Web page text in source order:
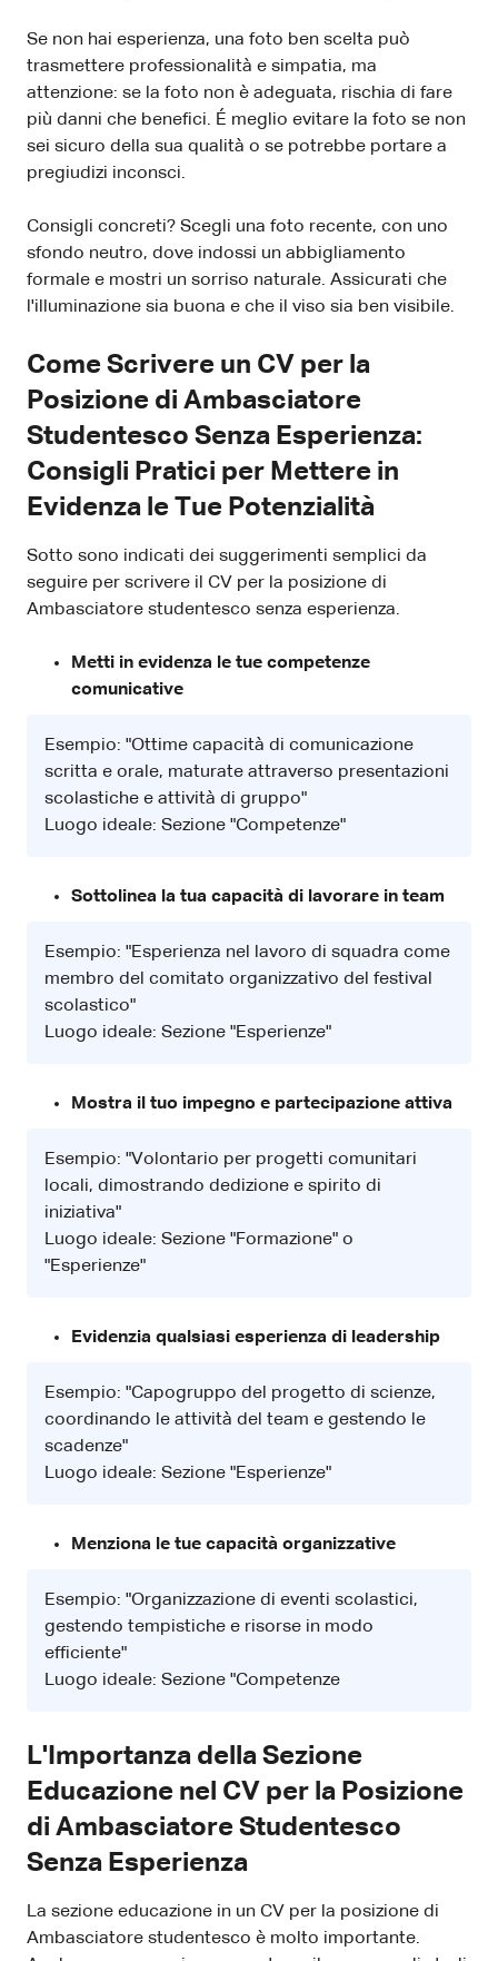
Se non hai esperienza, una foto ben scelta può
trasmettere professionalità e simpatia, ma
attenzione: se la foto non è adeguata, rischia di fare
più danni che benefici. É meglio evitare la foto se non
sei sicuro della sua qualità o se potrebbe portare a
pregiudizi inconsci.
Consigli concreti? Scegli una foto recente, con uno
sfondo neutro, dove indossi un abbigliamento
formale e mostri un sorriso naturale. Assicurati che
l'illuminazione sia buona e che il viso sia ben visibile.
Come Scrivere un CV per la
Posizione di Ambasciatore
Studentesco Senza Esperienza:
Consigli Pratici per Mettere in
Evidenza le Tue Potenzialità
Sotto sono indicati dei suggerimenti semplici da
seguire per scrivere il CV per la posizione di
Ambasciatore studentesco senza esperienza.
Metti in evidenza le tue competenze
comunicative
Esempio: "Ottime capacità di comunicazione
scritta e orale, maturate attraverso presentazioni
scolastiche e attività di gruppo"
Luogo ideale: Sezione "Competenze"
Sottolinea la tua capacità di lavorare in team
Esempio: "Esperienza nel lavoro di squadra come
membro del comitato organizzativo del festival
scolastico"
Luogo ideale: Sezione "Esperienze"
Mostra il tuo impegno e partecipazione attiva
Esempio: "Volontario per progetti comunitari
locali, dimostrando dedizione e spirito di
iniziativa"
Luogo ideale: Sezione "Formazione" o
"Esperienze"
Evidenzia qualsiasi esperienza di leadership
Esempio: "Capogruppo del progetto di scienze,
coordinando le attività del team e gestendo le
scadenze"
Luogo ideale: Sezione "Esperienze"
Menziona le tue capacità organizzative
Esempio: "Organizzazione di eventi scolastici,
gestendo tempistiche e risorse in modo
efficiente"
Luogo ideale: Sezione "Competenze
L'Importanza della Sezione
Educazione nel CV per la Posizione
di Ambasciatore Studentesco
Senza Esperienza
La sezione educazione in un CV per la posizione di
Ambasciatore studentesco è molto importante.